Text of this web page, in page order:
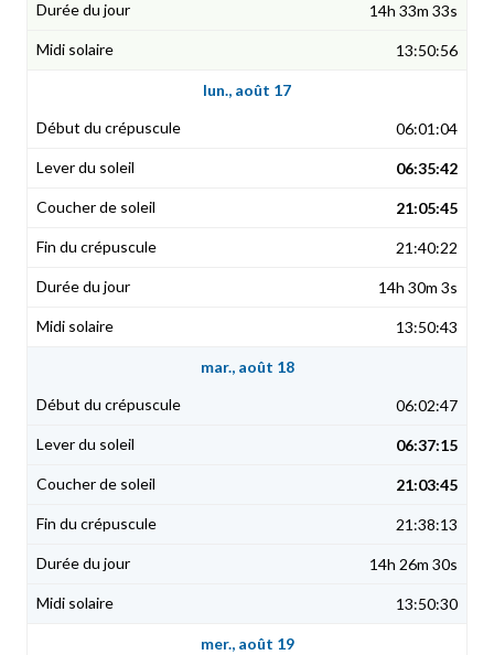
14h 33m 33s
13:50:56
lun., août 17
06:01:04
06:35:42
21:05:45
21:40:22
14h 30m 3s
13:50:43
mar., août 18
06:02:47
06:37:15
21:03:45
21:38:13
14h 26m 30s
13:50:30
mer., août 19